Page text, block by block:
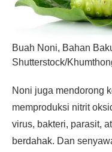
Buah Noni, Bahan
Shutterstock/
Noni juga mendorong
memproduksi nitrit
virus, bakteri, parasit,
berdahak. Dan